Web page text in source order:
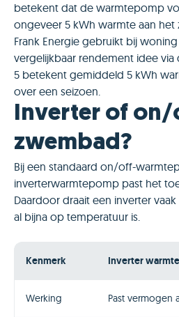
betekent dat de warmtepomp
ongeveer 5 kWh warmte aan
Frank Energie gebruikt bij
vergelijkbaar rendement idee via
5 betekent gemiddeld 5 kWh
over een seizoen.
Inverter of
zwembad?
Bij een standaard on/off-
inverterwarmtepomp past het
Daardoor draait een inverter
al bijna op temperatuur is.
Kenmerk Inverter
Werking Past vermogen